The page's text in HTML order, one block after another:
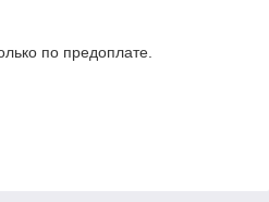
по предоплате.